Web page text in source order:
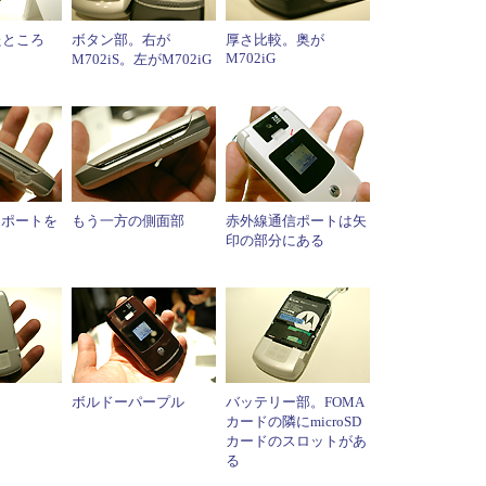
ころ
ボタン部。右が
M702iS。左がM702iG
厚さ比較。奥が
M702iG
ートを もう一方の側面部
赤外線通信ポートは矢
印の部分にある
ボルドーパープル
バッテリー部。FOMA
カードの隣にmicroSD
カードのスロットがあ
る